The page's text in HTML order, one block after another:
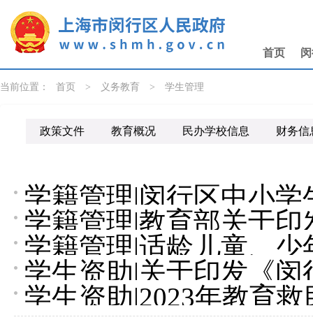
首页
当前位置： 首页 > 义务教育 > 学生管理
政策文件 教育概况 民办学校信息 财务信
学籍管理|闵行区中小学
（2025学年修订）
学籍管理|教育部关于印
通知
学籍管理|适龄儿童、少
休学审批办事指南
学生资助|关于印发《
管理实施细则》的通知
学生资助|2023年教育